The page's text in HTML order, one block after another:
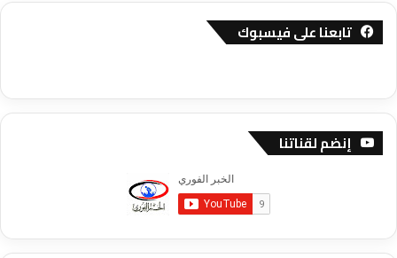
تابعنا على فيسبوك
إنضم لقناتنا